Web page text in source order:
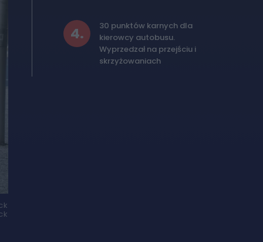
4.
30 punktów karnych dla
kierowcy autobusu.
Wyprzedzał na przejściu i
skrzyżowaniach